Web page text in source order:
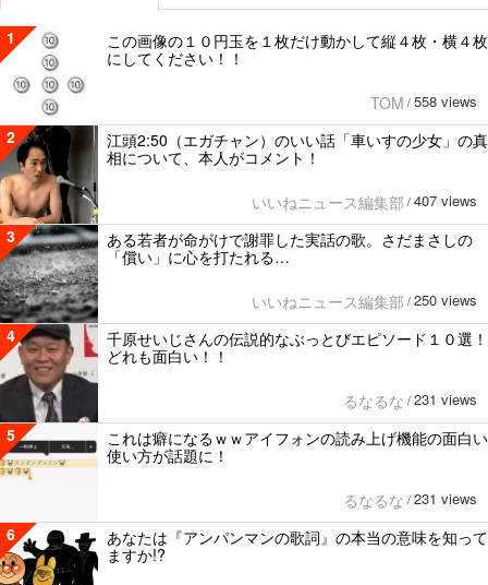
1
この画像の１０円玉を１枚だけ動かして縦４枚・横４枚
にしてください！！
TOM / 558 views
2
江頭2:50（エガチャン）のいい話「車いすの少女」の真
相について、本人がコメント！
いいねニュース編集部 / 407 views
3
ある若者が命がけで謝罪した実話の歌。さだまさしの
「償い」に心を打たれる…
いいねニュース編集部 / 250 views
4
千原せいじさんの伝説的なぶっとびエピソード１０選！
どれも面白い！！
るなるな / 231 views
5
これは癖になるｗｗアイフォンの読み上げ機能の面白い
使い方が話題に！
るなるな / 231 views
6
あなたは『アンパンマンの歌詞』の本当の意味を知って
ますか!?